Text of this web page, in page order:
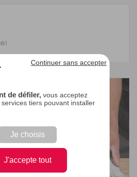
de défiler, vous acceptez
tiers pouvant installer
Je choisis
J'accepte tout
Continuer sans accepter